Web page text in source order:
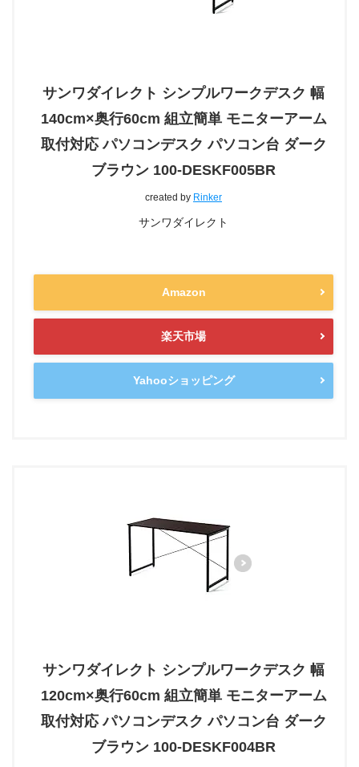
サンワダイレクト シンプルワークデスク 幅
140cm×奥行60cm 組立簡単 モニターアーム
取付対応 パソコンデスク パソコン台 ダーク
ブラウン 100-DESKF005BR
created by Rinker
サンワダイレクト
Amazon
楽天市場
Yahooショッピング
サンワダイレクト シンプルワークデスク 幅
120cm×奥行60cm 組立簡単 モニターアーム
取付対応 パソコンデスク パソコン台 ダーク
ブラウン 100-DESKF004BR